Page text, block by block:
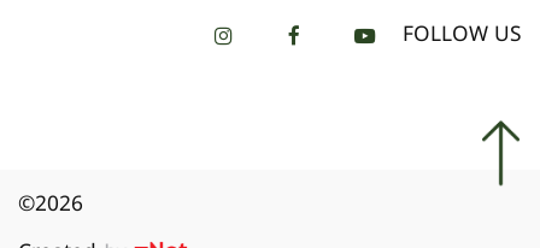
FOLLOW US
©2026